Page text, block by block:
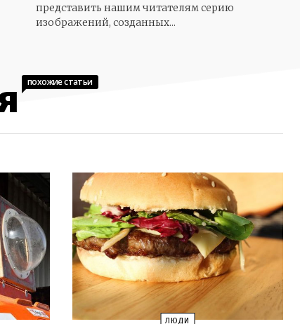
представить нашим читателям серию
изображений, созданных...
похожие статьи
ЛЮДИ